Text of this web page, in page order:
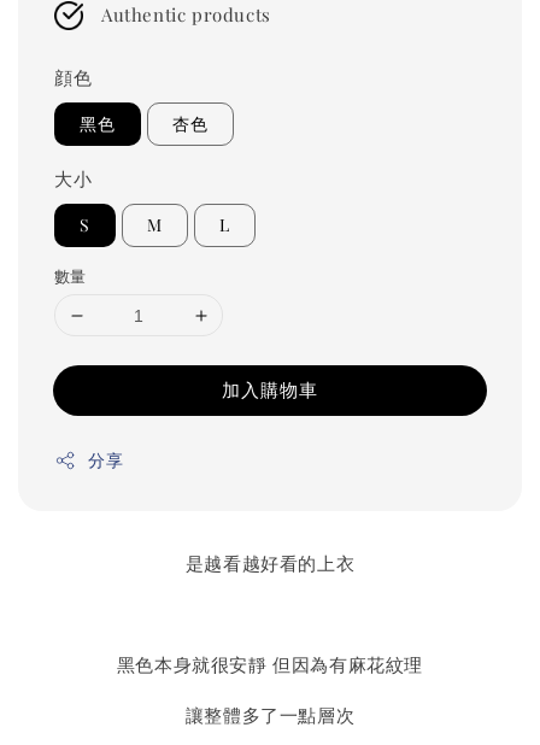
Authentic products
顔色
黑色 杏色
大小
S M L
數量
加入購物車
分享
是越看越好看的上衣
黑色本身就很安靜 但因為有麻花紋理
讓整體多了一點層次